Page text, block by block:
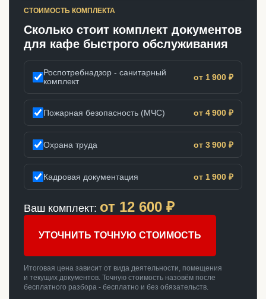
СТОИМОСТЬ КОМПЛЕКТА
Сколько стоит комплект документов
для кафе быстрого обслуживания
Роспотребнадзор - санитарный
комплект
от 1 900 ₽
Пожарная безопасность (МЧС) от 4 900 ₽
Охрана труда от 3 900 ₽
Кадровая документация от 1 900 ₽
Ваш комплект: от 12 600 ₽
УТОЧНИТЬ ТОЧНУЮ СТОИМОСТЬ
Итоговая цена зависит от вида деятельности, помещения
и текущих документов. Точную стоимость назовём после
бесплатного разбора - бесплатно и без обязательств.